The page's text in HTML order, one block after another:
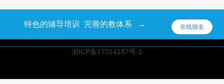
特色的辅导培训 完善的教体系 → 在线报名
浙ICP备17014187号-1